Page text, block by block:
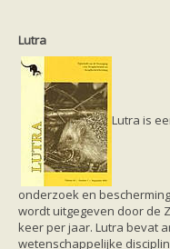
Lutra
Lutra is
onderzoek en
wordt uitgegeven door de
keer per jaar. Lutra bevat
wetenschappelijke